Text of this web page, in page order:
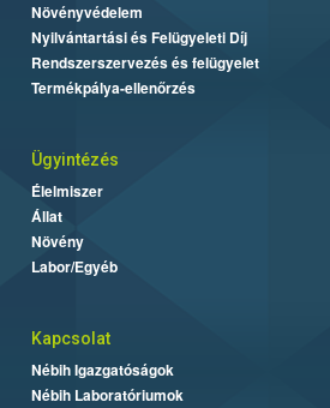
Növényvédelem
Nyilvántartási és Felügyeleti Díj
Rendszerszervezés és felügyelet
Termékpálya-ellenőrzés
Ügyintézés
Élelmiszer
Állat
Növény
Labor/Egyéb
Kapcsolat
Nébih Igazgatóságok
Nébih Laboratóriumok